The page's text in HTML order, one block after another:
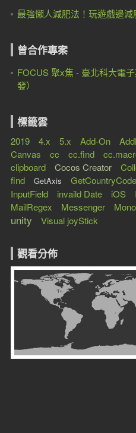
最強懶人減肥法！玩遊戲邊
曾合作專案
FOCUS 聚x焦 - 臺北科大電
發）
標籤雲
2019 4.x 5.x Add-On
Canvas
cc cc.find
clipboard
Cocos Creator
find
GetAxis GetCountryCode
InputField
invaild Date iOS
MailRegex
Messenger Mono
unity Visual joyStick
觀看分佈